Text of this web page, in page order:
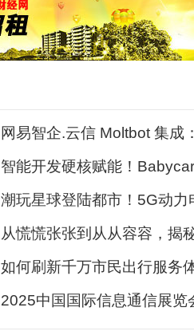
网易智企.云信 Moltbot 集成
智能开发硬核赋能！
潮玩星球登陆都市！5G动
从慌慌张张到从从容容，揭
如何刷新千万市民出行服务
2025中国国际信息通信展览